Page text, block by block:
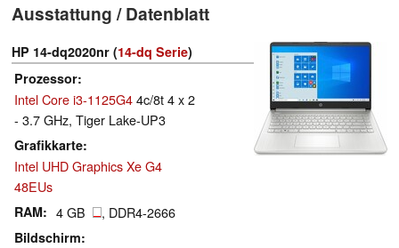
Forum
Ausstattung / Datenblatt
HP 14-dq2020nr (14-dq Serie)
Prozessor
Intel Core i3-1125G44c/8t 4 x 2
- 3.7 GHz, Tiger Lake-UP3
Grafikkarte
Intel UHD Graphics Xe G4
48EUs
RAM 4 GB , DDR4-2666
Bildschirm